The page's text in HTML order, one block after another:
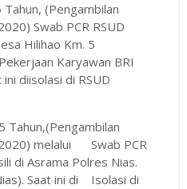
(Pengambilan
Swab PCR RSUD
Hilihao Km. 5
Karyawan BRI
ini diisolasi di RSUD
Tahun,(Pengambilan
melalui
Swab PCR
di Asrama Polres Nias.
Saat ini di
Isolasi di